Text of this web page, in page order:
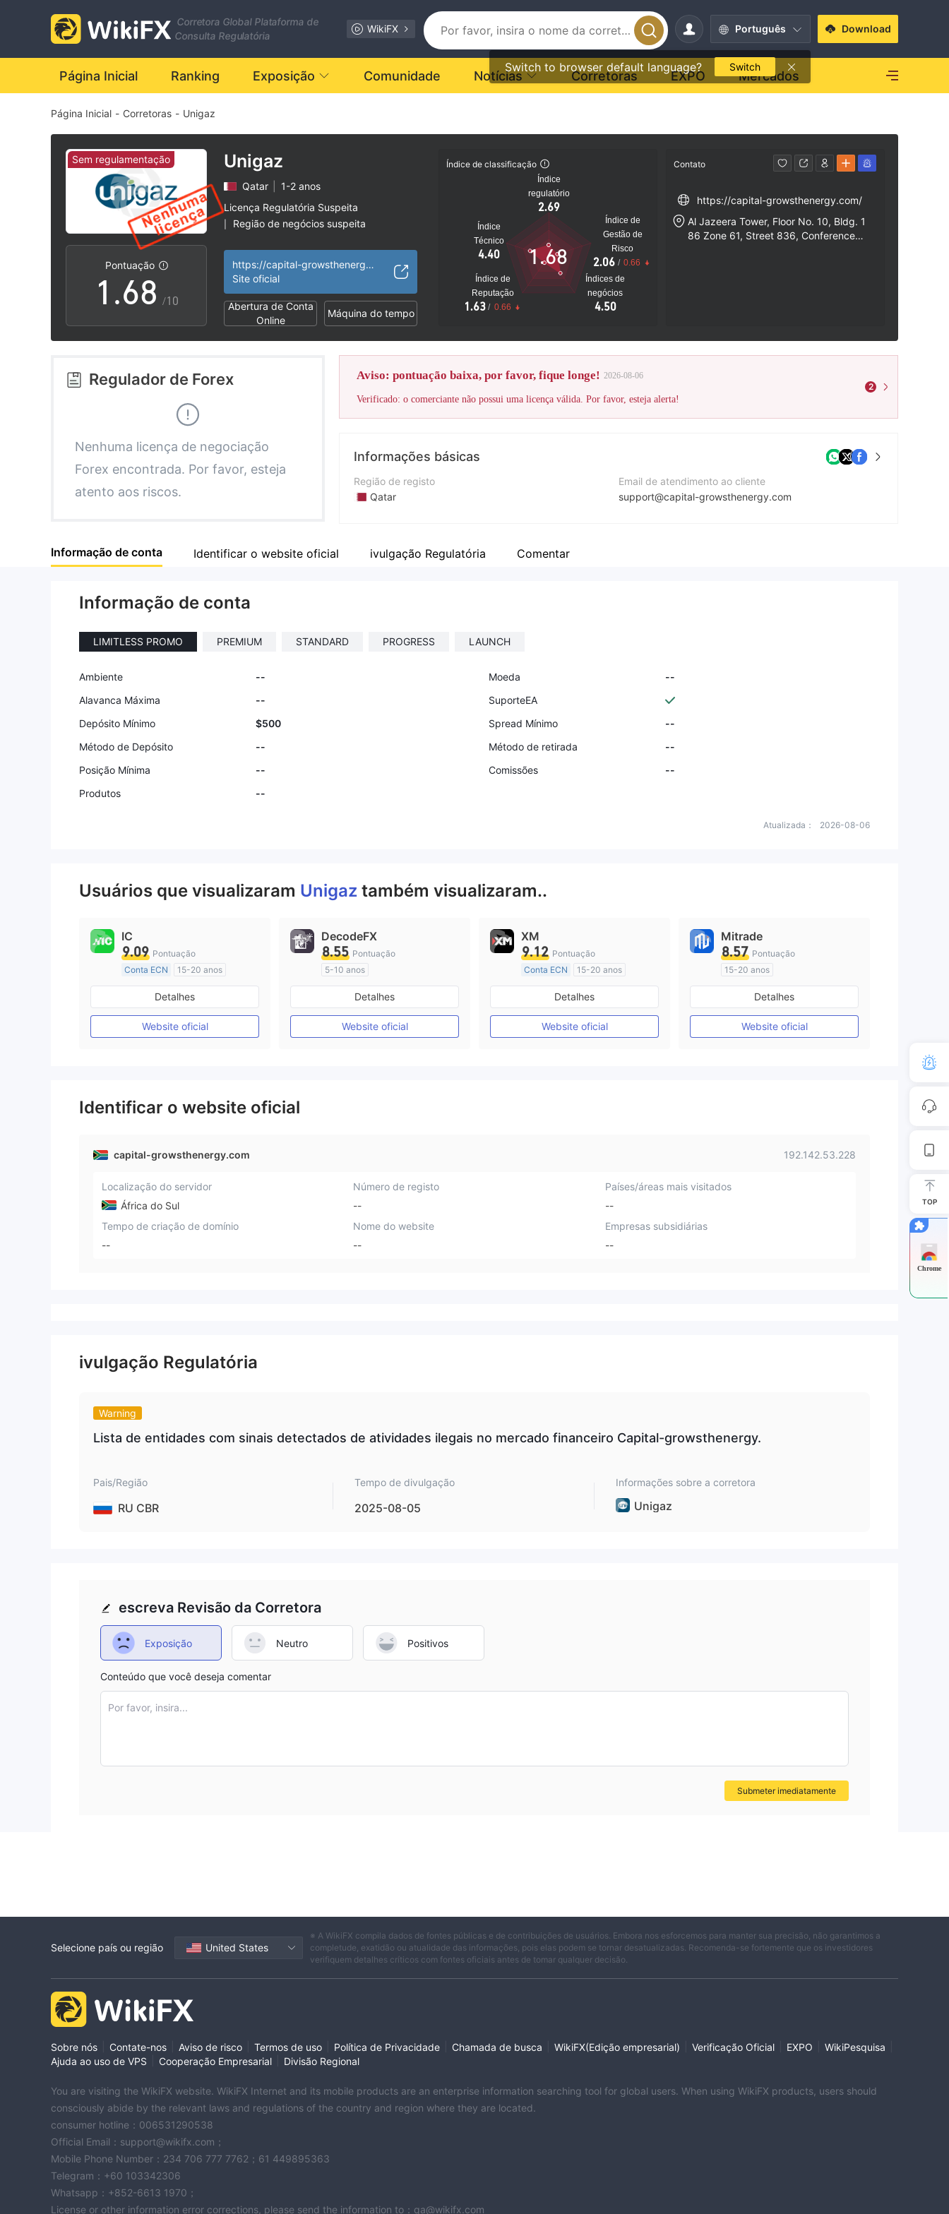
Corretora Global Plataforma de
Consulta Regulatória
WikiFX Português
Switch to browser default language? Switch
Download
Página Inicial Ranking Exposição Comunidade Notícias Corretoras EXPO Mercados
Página Inicial - Corretoras - Unigaz
Sem regulamentação
Pontuação
0
1
2
3
5
6
7
8
9
.
0
1
2
3
4
5
6
7
8
2
3
4
5
6
7
8
9
/10
Unigaz
Qatar
1-2 anos
Licença Regulatória Suspeita
Região de negócios suspeita
https://capital-growsthenergy.com/
Site oficial
Abertura de Conta
Online
Máquina do tempo
Índice de classificação
Índice
regulatório
2.69
Índice
Técnico
4.40
Índice de
Reputação
1.63 / 0.66
Índices de
negócios
4.50
Índice de
Gestão de
Risco
2.06 / 0.66
1.68
Contato
https://capital-growsthenergy.com/
Al Jazeera Tower, Floor No. 10, Bldg. 1
86 Zone 61, Street 836, Conference C
Regulador de Forex
Nenhuma licença de negociação
Forex encontrada. Por favor, esteja
atento aos riscos.
Aviso: pontuação baixa, por favor, fique longe! 2026-08-06
Verificado: o comerciante não possui uma licença válida. Por favor, esteja alerta!
2
Informações básicas
Região de registo
Qatar
Empresa
Email de atendimento ao cliente
support@capital-growsthenergy.com
Informação de conta Identificar o website oficial ivulgação Regulatória Comentar
Informação de conta
LIMITLESS PROMO PREMIUM STANDARD PROGRESS LAUNCH
Ambiente -- Moeda
--
Alavanca Máxima
--
SuporteEA
Depósito Mínimo
$500 Spread Mínimo
--
Método de Depósito
-- Método de retirada
--
Posição Mínima
-- Comissões
--
Produtos
--
Atualizada： 2026-08-06
Usuários que visualizaram Unigaz também visualizaram..
IC
9.09 Pontuação
Conta ECN
15-20 anos
Austrália Regulamento
Market Marketing (MM)
Etiqueta principal MT4
Detalhes
Website oficial
DecodeFX
8.55 Pontuação
5-10 anos
Austrália Regulamento
Market Marketing (MM)
Etiqueta principal MT4
Detalhes
Website oficial
XM
9.12 Pontuação
Conta ECN
15-20 anos
Austrália Regulamento
Market Marketing (MM)
Etiqueta principal MT4
Detalhes
Website oficial
Mitrade
8.57 Pontuação
15-20 anos
Austrália Regulamento
Market Marketing (MM)
Autopesquisa
Detalhes
Website oficial
Identificar o website oficial
capital-growsthenergy.com 192.142.53.228
Localização do servidor
África do Sul
Número de registo
--
Países/áreas mais visitados
--
Tempo de criação de domínio
--
Nome do website
--
Empresas subsidiárias
--
ivulgação Regulatória
Warning
Lista de entidades com sinais detectados de atividades ilegais no mercado financeiro Capital-growsthenergy.
Pais/Região
RU CBR
Tempo de divulgação
2025-08-05
Informações sobre a corretora
Unigaz
escreva Revisão da Corretora
Exposição Neutro Positivos
Conteúdo que você deseja comentar
Por favor, insira...
Submeter imediatamente
TOP
Chrome
Selecione país ou região United States
※ A WikiFX compila dados de fontes públicas e de contribuições de usuários. Embora nos esforcemos para manter sua precisão, não garantimos a
completude, exatidão ou atualidade das informações, pois elas podem se tornar desatualizadas. Recomenda-se fortemente que os investidores
verifiquem detalhes críticos com fontes oficiais antes de tomar qualquer decisão.
Sobre nós Contate-nos Aviso de risco Termos de uso Política de Privacidade Chamada de busca WikiFX(Edição empresarial) Verificação Oficial EXPO WikiPesquisa
Ajuda ao uso de VPS
Cooperação Empresarial Divisão Regional
You are visiting the WikiFX website. WikiFX Internet and its mobile products are an enterprise information searching tool for global users. When using WikiFX products, users should
consciously abide by the relevant laws and regulations of the country and region where they are located.
consumer hotline：006531290538
Official Email：support@wikifx.com；
Mobile Phone Number：234 706 777 7762；61 449895363
Telegram：+60 103342306
Whatsapp：+852-6613 1970；
License or other information error corrections, please send the information to：qa@wikifx.com